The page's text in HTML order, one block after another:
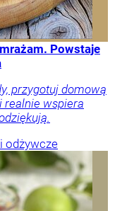
Powstaje
przygotuj domową
realnie wspiera
odżywcze